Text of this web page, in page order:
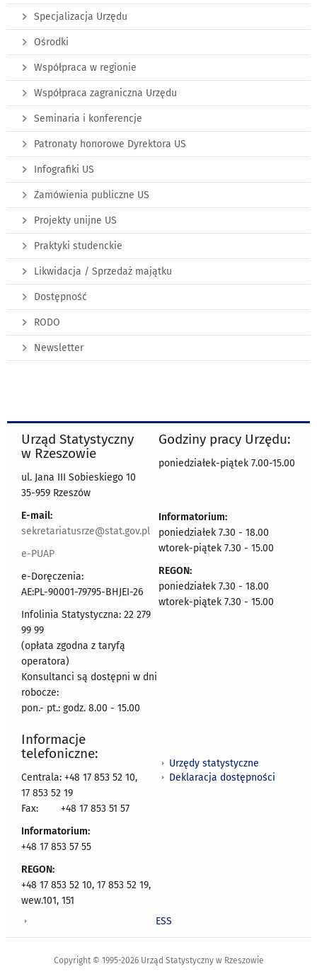
Specjalizacja Urzędu
Ośrodki
Współpraca w regionie
Współpraca zagraniczna Urzędu
Seminaria i konferencje
Patronaty honorowe Dyrektora US
Infografiki US
Zamówienia publiczne US
Projekty unijne US
Praktyki studenckie
Likwidacja / Sprzedaż majątku
Dostępność
RODO
Newsletter
Urząd Statystyczny
w Rzeszowie
ul. Jana III Sobieskiego 10
35-959 Rzeszów
E-mail:
sekretariatusrze@stat.gov.pl
e-PUAP
e-Doręczenia:
AE:PL-90001-79795-BHJEI-26
Infolinia Statystyczna: 22 279
99 99
(opłata zgodna z taryfą
operatora)
Konsultanci są dostępni w dni
robocze:
pon.- pt.: godz. 8.00 - 15.00
Godziny pracy Urzędu:
poniedziałek-piątek 7.00-15.00
Informatorium:
poniedziałek 7.30 - 18.00
wtorek-piątek 7.30 - 15.00
REGON:
poniedziałek 7.30 - 18.00
wtorek-piątek 7.30 - 15.00
Informacje
telefoniczne:
Centrala: +48 17 853 52 10,
17 853 52 19
Fax:
+48 17 853 51 57
Informatorium:
+48 17 853 57 55
REGON:
+48 17 853 52 10, 17 853 52 19,
wew.101, 151
Urzędy statystyczne
Deklaracja dostępności
ESS
Copyright © 1995-2026 Urząd Statystyczny w Rzeszowie